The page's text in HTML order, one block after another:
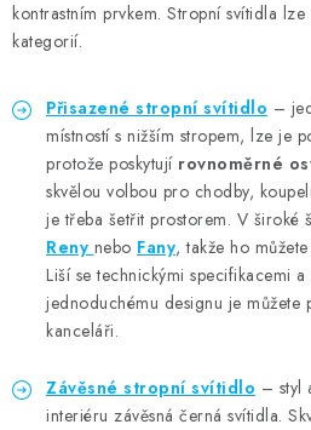
kontrastním prvkem. Stropní svítidla
kategorií.
Přisazené stropní svítidlo –
místností s nižším stropem, lze je
protože poskytují rovnoměrné
skvělou volbou pro chodby,
je třeba šetřit prostorem. V široké
Reny nebo Fany,takže ho
Liší se technickými specifikacemi
jednoduchému designu je můžete
kanceláři.
Závěsné stropní svítidlo – styl
interiéru závěsná černá svítidla.